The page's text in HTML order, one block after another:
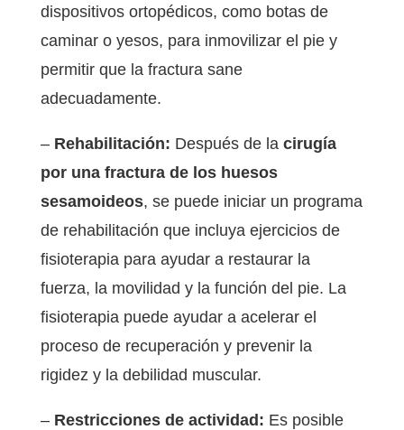
dispositivos ortopédicos, como botas de
caminar o yesos, para inmovilizar el pie y
permitir que la fractura sane
adecuadamente.
– Rehabilitación: Después de la cirugía
por una fractura de los huesos
sesamoideos, se puede iniciar un programa
de rehabilitación que incluya ejercicios de
fisioterapia para ayudar a restaurar la
fuerza, la movilidad y la función del pie. La
fisioterapia puede ayudar a acelerar el
proceso de recuperación y prevenir la
rigidez y la debilidad muscular.
– Restricciones de actividad: Es posible